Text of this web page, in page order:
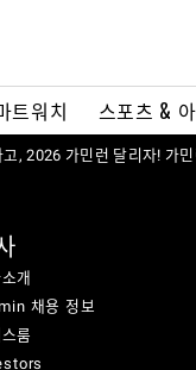
트워치 스포츠 &
고, 2026 가민런 달리자! 가
개
채용 정보
룸